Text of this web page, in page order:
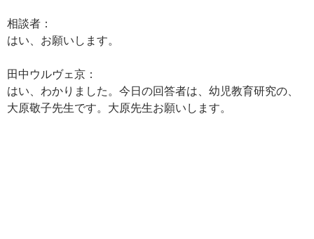
相談者：
はい、お願いします。
田中ウルヴェ京：
はい、わかりました。今日の回答者は、幼児教育研究の、
大原敬子先生です。大原先生お願いします。